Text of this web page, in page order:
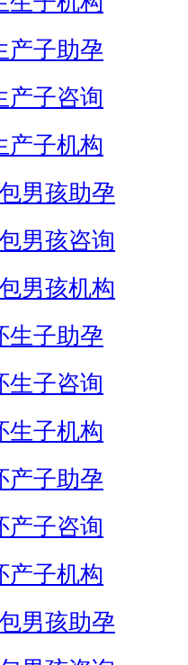
产子助孕
产子咨询
产子机构
男孩助孕
男孩咨询
男孩机构
生子助孕
生子咨询
生子机构
产子助孕
产子咨询
产子机构
男孩助孕